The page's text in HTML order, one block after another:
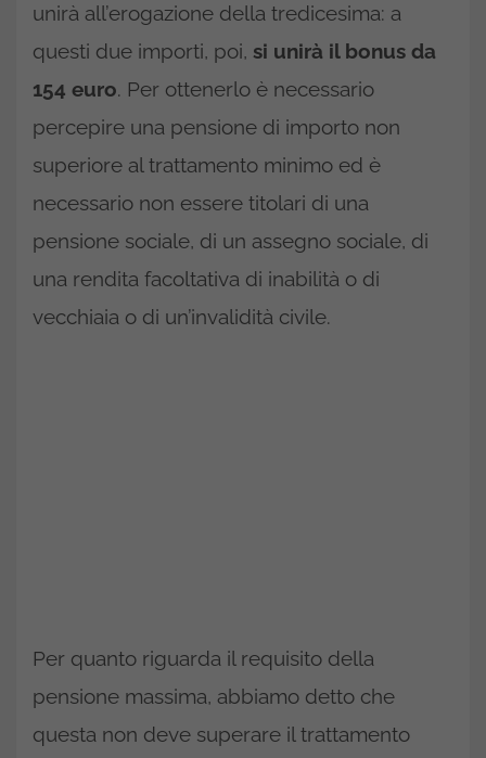
unirà all’erogazione della tredicesima: a
questi due importi, poi, si unirà il bonus da
154 euro. Per ottenerlo è necessario
percepire una pensione di importo non
superiore al trattamento minimo ed è
necessario non essere titolari di una
pensione sociale, di un assegno sociale, di
una rendita facoltativa di inabilità o di
vecchiaia o di un’invalidità civile.
Per quanto riguarda il requisito della
pensione massima, abbiamo detto che
questa non deve superare il trattamento